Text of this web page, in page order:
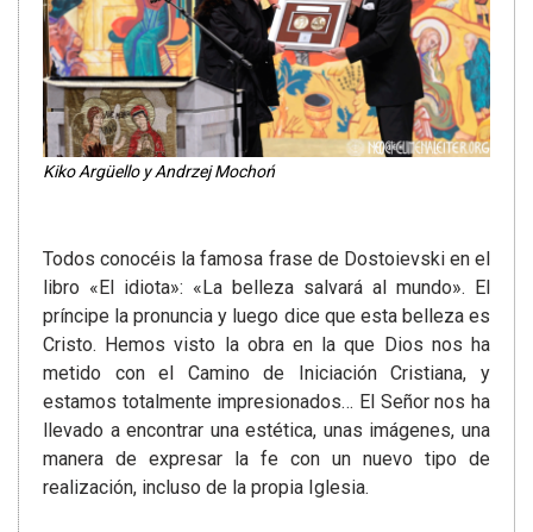
Kiko Argüello y Andrzej Mochoń
Todos conocéis la famosa frase de Dostoievski en el
libro «El idiota»: «La belleza salvará al mundo». El
príncipe la pronuncia y luego dice que esta belleza es
Cristo. Hemos visto la obra en la que Dios nos ha
metido con el Camino de Iniciación Cristiana, y
estamos totalmente impresionados… El Señor nos ha
llevado a encontrar una estética, unas imágenes, una
manera de expresar la fe con un nuevo tipo de
realización, incluso de la propia Iglesia.